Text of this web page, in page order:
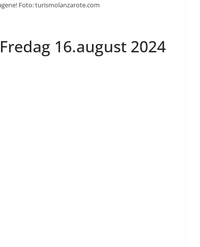
Foto: turismolanzarote.com
16.august 2024